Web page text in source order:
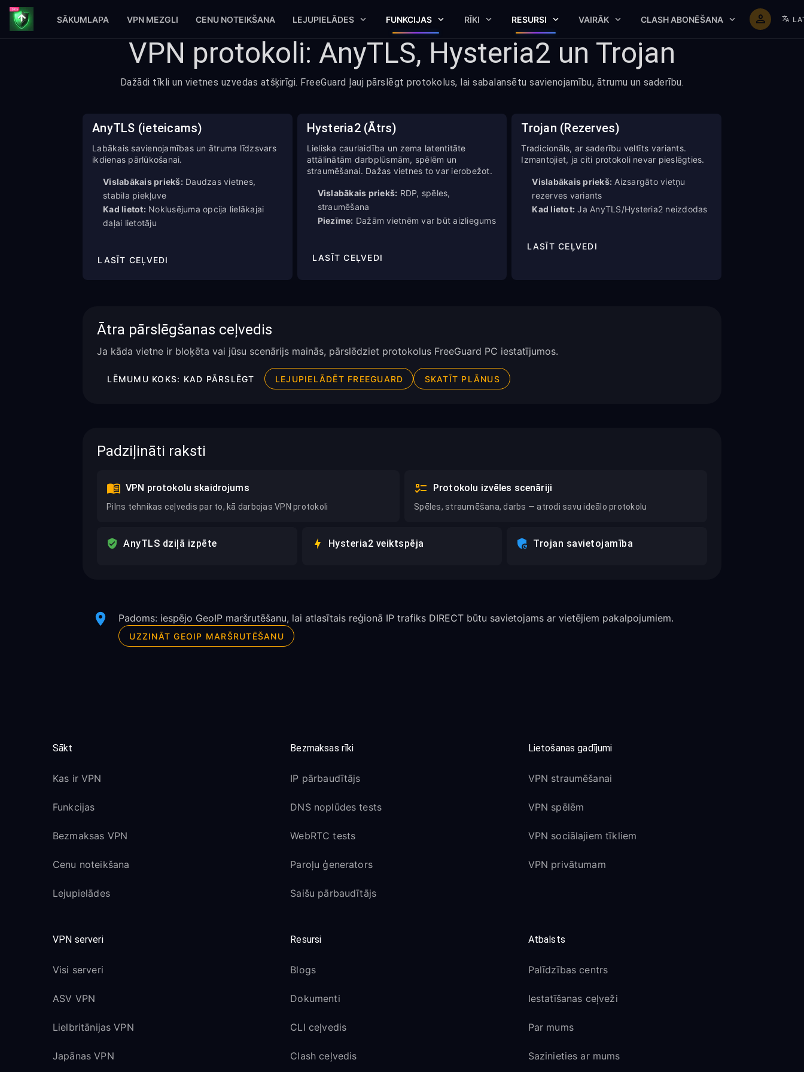
SĀKUMLAPA VPN MEZGLI CENU NOTEIKŠANA LEJUPIELĀDES FUNKCIJAS RĪKI RESURSI VAIRĀK CLASH ABONĒŠANA
VPN protokoli: AnyTLS, Hysteria2 un Trojan
Dažādi tīkli un vietnes uzvedas atšķirīgi. FreeGuard ļauj pārslēgt protokolus, lai sabalansētu savienojamību, ātrumu un saderību.
AnyTLS (ieteicams)
Labākais savienojamības un ātruma līdzsvars
ikdienas pārlūkošanai.
Vislabākais priekš:Daudzas vietnes,
stabila piekļuve
Kad lietot:Noklusējuma opcija lielākajai
daļai lietotāju
LASĪT CEĻVEDI
Hysteria2 (Ātrs)
Lieliska caurlaidība un zema latentitāte
attālinātām darbplūsmām, spēlēm un
straumēšanai. Dažas vietnes to var ierobežot.
Vislabākais priekš: RDP, spēles,
straumēšana
Piezīme: Dažām vietnēm var būt aizliegums
LASĪT CEĻVEDI
Trojan (Rezerves)
Tradicionāls, ar saderību veltīts variants.
Izmantojiet, ja citi protokoli nevar pieslēgties.
Vislabākais priekš: Aizsargāto vietņu
rezerves variants
Kad lietot: Ja AnyTLS/Hysteria2 neizdodas
LASĪT CEĻVEDI
Ātra pārslēgšanas ceļvedis
Ja kāda vietne ir bloķēta vai jūsu scenārijs mainās, pārslēdziet protokolus FreeGuard PC iestatījumos.
LĒMUMU KOKS: KAD PĀRSLĒGT LEJUPIELĀDĒT FREEGUARD SKATĪT PLĀNUS
Padziļināti raksti
VPN protokolu skaidrojums
Pilns tehnikas ceļvedis par to, kā darbojas VPN protokoli
Protokolu izvēles scenāriji
Spēles, straumēšana, darbs — atrodi savu ideālo protokolu
AnyTLS dziļā izpēte Hysteria2 veiktspēja Trojan savietojamība
Padoms: iespējo GeoIP maršrutēšanu, lai atlasītais reģionā IP trafiks DIRECT būtu savietojams ar vietējiem pakalpojumiem.
UZZINĀT GEOIP MARŠRUTĒŠANU
Sākt
Kas ir VPN
Funkcijas
Bezmaksas VPN
Cenu noteikšana
Lejupielādes
Bezmaksas rīki
IP pārbaudītājs
DNS noplūdes tests
WebRTC tests
Paroļu ģenerators
Saišu pārbaudītājs
Lietošanas gadījumi
VPN straumēšanai
VPN spēlēm
VPN sociālajiem tīkliem
VPN privātumam
VPN serveri
Visi serveri
ASV VPN
Lielbritānijas VPN
Japānas VPN
Resursi
Blogs
Dokumenti
CLI ceļvedis
Clash ceļvedis
Atbalsts
Palīdzības centrs
Iestatīšanas ceļveži
Par mums
Sazinieties ar mums